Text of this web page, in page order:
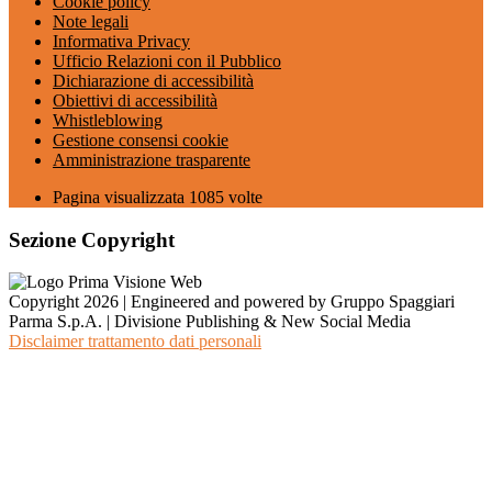
Note legali
Informativa Privacy
Ufficio Relazioni con il Pubblico
Dichiarazione di accessibilità
Obiettivi di accessibilità
Whistleblowing
Gestione consensi cookie
Amministrazione trasparente
Pagina visualizzata 1085 volte
Sezione Copyright
Copyright 2026 | Engineered and powered by Gruppo Spaggiari
Parma S.p.A. | Divisione Publishing & New Social Media
Disclaimer trattamento dati personali